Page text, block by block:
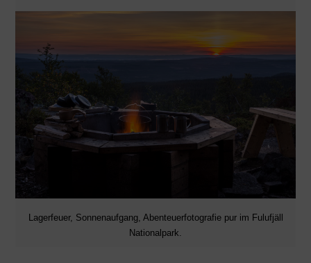
Lagerfeuer, Sonnenaufgang, Abenteuerfotografie pur im Fulufjäll
Nationalpark.